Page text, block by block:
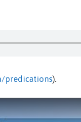
predications).